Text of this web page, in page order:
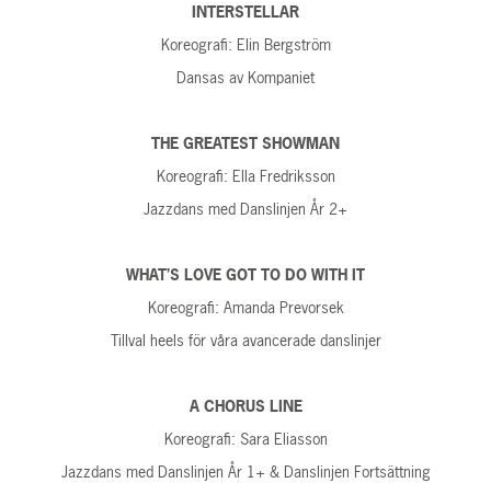
INTERSTELLAR
Koreografi: Elin Bergström
Dansas av Kompaniet
THE GREATEST SHOWMAN
Koreografi: Ella Fredriksson
Jazzdans med Danslinjen År 2+
WHAT’S LOVE GOT TO DO WITH IT
Koreografi: Amanda Prevorsek
Tillval heels för våra avancerade danslinjer
A CHORUS LINE
Koreografi: Sara Eliasson
Jazzdans med Danslinjen År 1+ & Danslinjen Fortsättning